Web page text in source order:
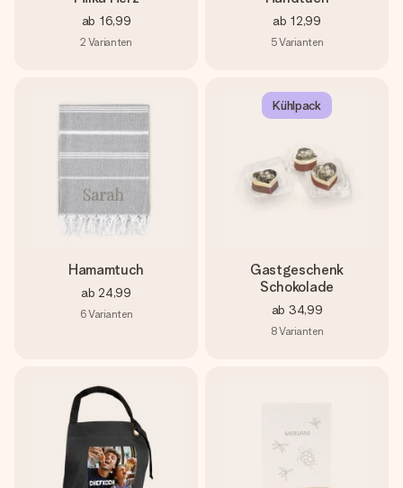
ab 16,99
2 Varianten
ab 12,99
5Varianten
Hamamtuch
ab 24,99
6Varianten
Kühlpack
Gastgeschenk
Schokolade
ab 34,99
8Varianten